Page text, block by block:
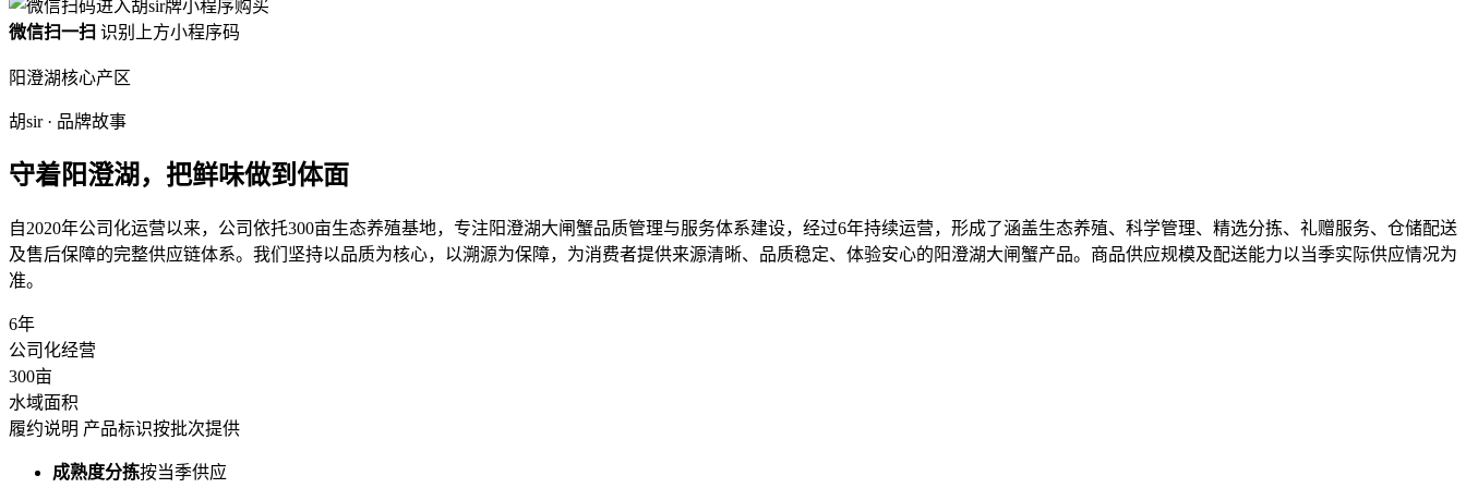
微信扫一扫 识别上方小程序码
阳澄湖核心产区
胡sir · 品牌故事
守着阳澄湖，把鲜味做到体面
自2020年公司化运营以来，公司依托300亩生态养殖基地，专注阳澄湖大闸蟹品质管理与服务体系建设，经过6年持续运营，形成了涵盖生态养殖、科学管理、精选分拣、礼赠服务、仓储配送
及售后保障的完整供应链体系。我们坚持以品质为核心，以溯源为保障，为消费者提供来源清晰、品质稳定、体验安心的阳澄湖大闸蟹产品。商品供应规模及配送能力以当季实际供应情况为
准。
6年
公司化经营
300亩
水域面积
履约说明 产品标识按批次提供
成熟度分拣按当季供应